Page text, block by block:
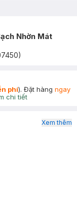
Nhờn Mát
)
phí). Đặt hàng ngay
chi tiết
Xem thêm